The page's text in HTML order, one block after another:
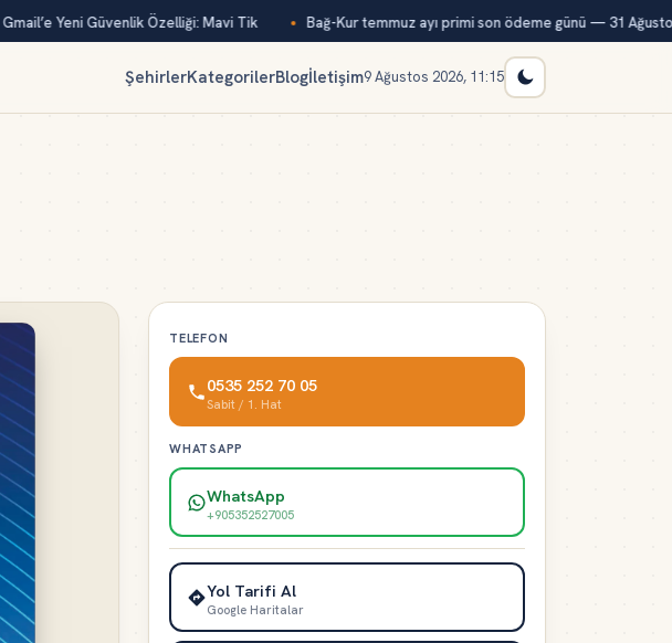
Gmail’e Yeni Güvenlik Özelliği: Mavi Tik Bağ-Kur temmuz ayı primi son ödeme günü — 31 Ağustos
ŞehirlerKategorilerBlogİletişim9 Ağustos 2026, 11:15
TELEFON
0535 252 70 05
Sabit / 1. Hat
WHATSAPP
WhatsApp
+905352527005
Yol Tarifi Al
Google Haritalar